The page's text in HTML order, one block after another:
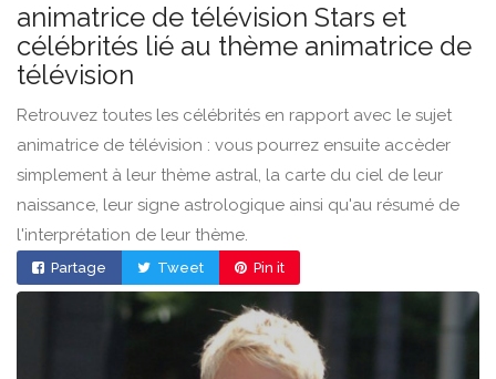
animatrice de télévision Stars et
célébrités lié au thème animatrice de
télévision
Retrouvez toutes les célébrités en rapport avec le sujet
animatrice de télévision : vous pourrez ensuite accèder
simplement à leur thème astral, la carte du ciel de leur
naissance, leur signe astrologique ainsi qu'au résumé de
l'interprétation de leur thème.
Partage Tweet Pin it